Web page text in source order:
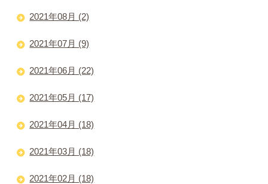
2021年08月 (2)
2021年07月 (9)
2021年06月 (22)
2021年05月 (17)
2021年04月 (18)
2021年03月 (18)
2021年02月 (18)